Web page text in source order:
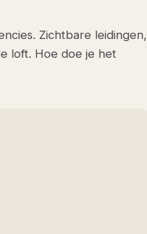
Zichtbare leidingen,
loft. Hoe doe je het